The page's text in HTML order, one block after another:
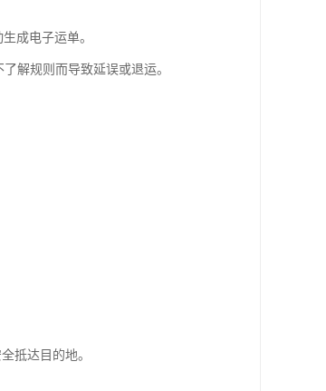
成电子运单。
解规则而导致延误或退运。
抵达目的地。